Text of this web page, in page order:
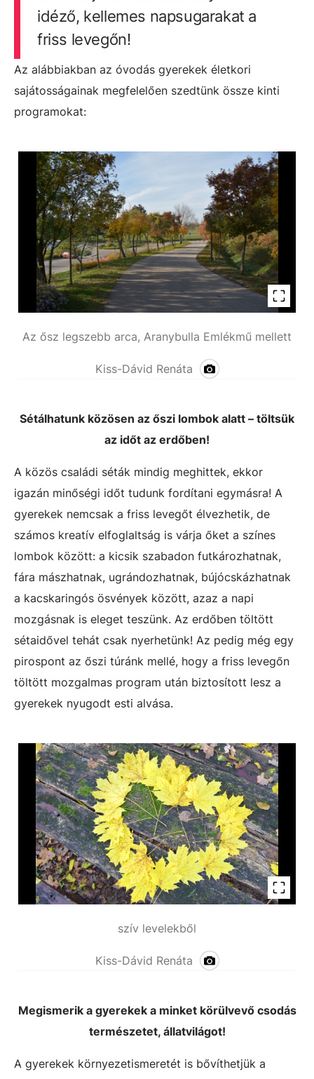
idéző, kellemes napsugarakat a
friss levegőn!
Az alábbiakban az óvodás gyerekek életkori
sajátosságainak megfelelően szedtünk össze kinti
programokat:
Az ősz legszebb arca, Aranybulla Emlékmű mellett
Kiss-Dávid Renáta
Sétálhatunk közösen az őszi lombok alatt – töltsük
az időt az erdőben!
A közös családi séták mindig meghittek, ekkor
igazán minőségi időt tudunk fordítani egymásra! A
gyerekek nemcsak a friss levegőt élvezhetik, de
számos kreatív elfoglaltság is várja őket a színes
lombok között: a kicsik szabadon futkározhatnak,
fára mászhatnak, ugrándozhatnak, bújócskázhatnak
a kacskaringós ösvények között, azaz a napi
mozgásnak is eleget teszünk. Az erdőben töltött
sétaidővel tehát csak nyerhetünk! Az pedig még egy
pirospont az őszi túránk mellé, hogy a friss levegőn
töltött mozgalmas program után biztosított lesz a
gyerekek nyugodt esti alvása.
szív levelekből
Kiss-Dávid Renáta
Megismerik a gyerekek a minket körülvevő csodás
természetet, állatvilágot!
A gyerekek környezetismeretét is bővíthetjük a